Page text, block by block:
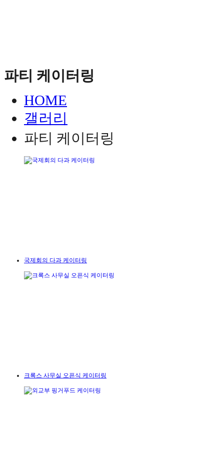
파티 케이터링
HOME
갤러리
파티 케이터링
국제회의 다과 케이터링
크록스 사무실 오픈식 케이터링